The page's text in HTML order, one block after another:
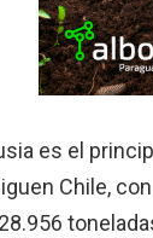
es el
Chile,